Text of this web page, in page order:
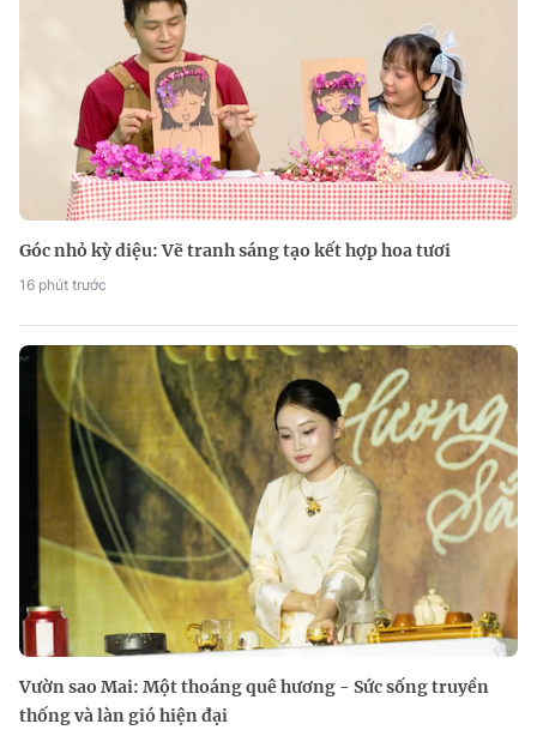
Góc nhỏ kỳ diệu: Vẽ tranh sáng tạo kết hợp hoa tươi
16 phút trước
Vườn sao Mai: Một thoáng quê hương - Sức sống truyền
thống và làn gió hiện đại